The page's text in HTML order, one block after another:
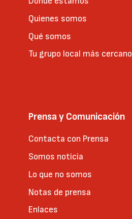
Quienes somos
Qué somos
Tu grupo local más cercano
Prensa y Comunicación
Contacta con Prensa
Somos noticia
Lo que no somos
Notas de prensa
Enlaces